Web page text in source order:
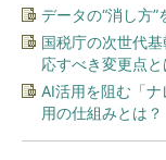
データの“消し方
国税庁の次世代
応すべき変更点と
AI活用を阻む「
用の仕組みとは？